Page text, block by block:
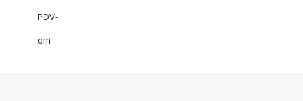
PDV-
om